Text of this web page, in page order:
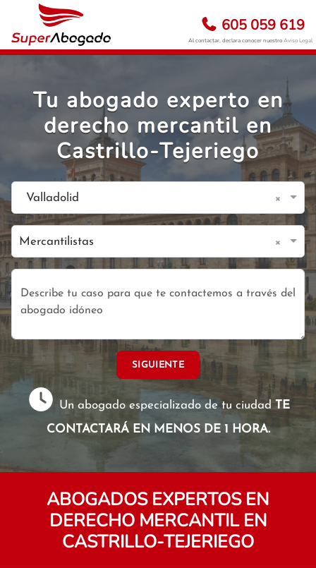
605 059 619
Al contactar, declara conocer nuestroAviso Legal
Tu abogado experto en
derecho mercantil en
Castrillo-Tejeriego
Valladolid ×
Mercantilistas ×
SIGUIENTE
Un abogado especializado de tu ciudadTE
CONTACTARÁ EN MENOS DE 1 HORA.
ABOGADOS EXPERTOS EN
DERECHO MERCANTIL EN
CASTRILLO-TEJERIEGO